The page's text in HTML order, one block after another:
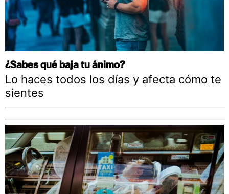
¿Sabes qué baja tu ánimo?
Lo haces todos los días y afecta cómo te
sientes